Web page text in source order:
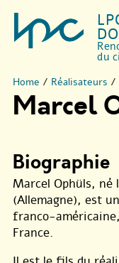
du
Home / Réalisateurs /
Marcel
Biographie
Marcel Ophüls, né
(Allemagne), est
franco-
France.